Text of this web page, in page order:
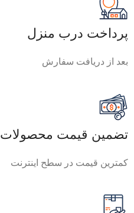
پرداخت درب منزل
بعد از دریافت سفارش
تضمین قیمت محصولات
کمترین قیمت در سطح اینترنت